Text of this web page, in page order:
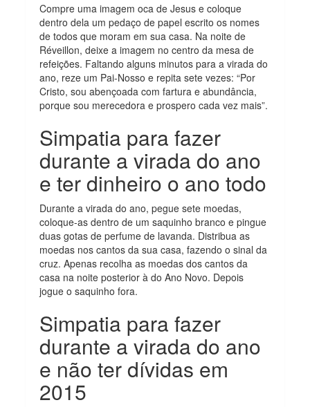
Compre uma imagem oca de Jesus e coloque
dentro dela um pedaço de papel escrito os nomes
de todos que moram em sua casa. Na noite de
Réveillon, deixe a imagem no centro da mesa de
refeições. Faltando alguns minutos para a virada do
ano, reze um Pai-Nosso e repita sete vezes: “Por
Cristo, sou abençoada com fartura e abundância,
porque sou merecedora e prospero cada vez mais”.
Simpatia para fazer
durante a virada do ano
e ter dinheiro o ano todo
Durante a virada do ano, pegue sete moedas,
coloque-as dentro de um saquinho branco e pingue
duas gotas de perfume de lavanda. Distribua as
moedas nos cantos da sua casa, fazendo o sinal da
cruz. Apenas recolha as moedas dos cantos da
casa na noite posterior à do Ano Novo. Depois
jogue o saquinho fora.
Simpatia para fazer
durante a virada do ano
e não ter dívidas em
2015